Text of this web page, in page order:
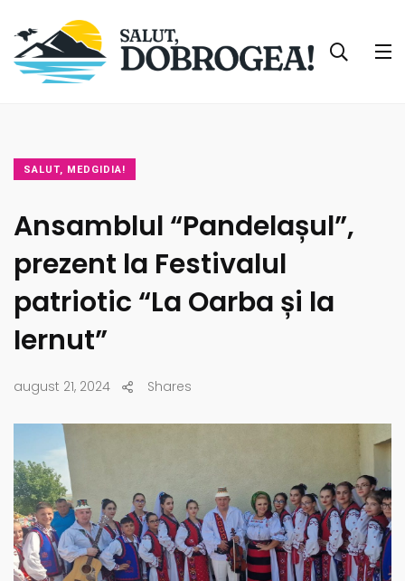
SALUT, MEDGIDIA!
Ansamblul “Pandelașul”,
prezent la Festivalul
patriotic “La Oarba și la
Iernut”
august 21, 2024 Shares